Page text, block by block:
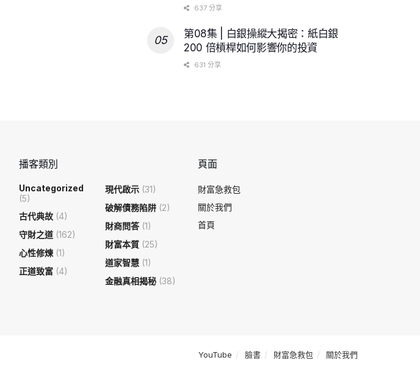
637 分享
第08集 | 白銀操縱大揭密：紙白銀
200 倍槓桿如何影響你的投資
631 分享
播客類別
Uncategorized
(5)
古代典故 (4)
守財之道 (162)
心性修煉 (1)
正道致富 (4)
現代啟示 (31)
破解債務陷阱 (2)
財商問答(1)
財富本質 (25)
道家智慧 (1)
金融真相揭秘 (38)
頁面
財富急救包
關於我們
首頁
YouTube 臉書 財富急救包 關於我們